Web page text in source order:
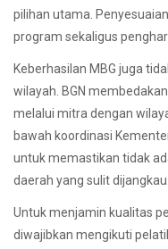
pilihan utama.
program sekaligus
Keberhasilan MBG juga
wilayah. BGN
melalui mitra dengan
bawah koordinasi
untuk memastikan tidak
daerah yang sulit dijangkau.
Untuk menjamin kualitas
diwajibkan mengikuti